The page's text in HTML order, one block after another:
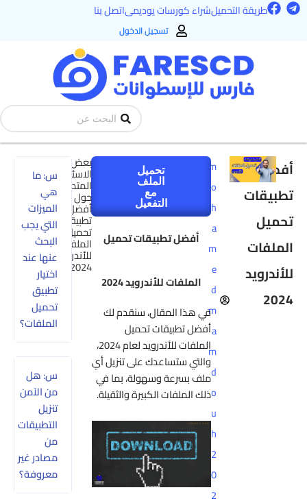
طريقة التحميلشراء كورسات يوديمىاتصل بنا T
e
F
a تسجيل الدخول
Search
أفضل
تطبيقات
تحميل
الملفات
للأندرويد
2024
m
m
m
m
تحميل
الملف
مع
التفعيل
أفضل تطبيقات تحميل
الملفات للأندرويد 2024
في هذا المقال، سنقدم لك
أفضل تطبيقات تحميل
الملفات للأندرويد لعام 2024،
والتي ستساعدك على تنزيل أي
ملف بسرعة وسهولة، بما في
ذلك الملفات الكبيرة والثقيلة.
بعض
الاسئلة
المتداولة
حول
أفضل
تطبيقات
تحميل
الملفات
للأندرويد
2024
س: ما
هي
الميزات
التي يجب
البحث
عنها عند
اختيار
تطبيق
تحميل
الملفات؟
س: هل
من الآمن
تنزيل
التطبيقات
من
مصادر غير
معروفة؟